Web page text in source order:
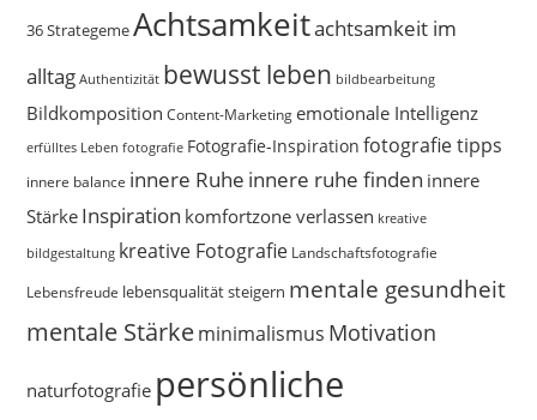
36 StrategemeAchtsamkeitachtsamkeit im
alltag Authentizität bewusst leben bildbearbeitung
Bildkomposition Content-Marketing emotionale Intelligenz
erfülltes Leben fotografie Fotografie-Inspiration fotografie tipps
innere balance innere Ruhe innere ruhe finden innere
Stärke Inspiration komfortzone verlassen kreative
bildgestaltung kreative Fotografie Landschaftsfotografie
Lebensfreude lebensqualität steigern mentale gesundheit
mentale Stärkeminimalismus Motivation
naturfotografie persönliche